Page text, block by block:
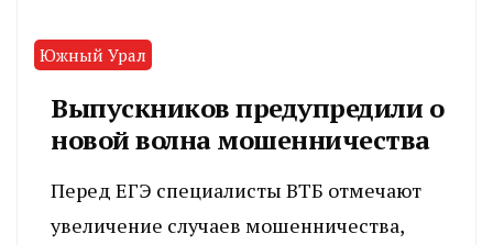
Южный Урал
Выпускников предупредили о
новой волна мошенничества
Перед ЕГЭ специалисты ВТБ отмечают
увеличение случаев мошенничества,